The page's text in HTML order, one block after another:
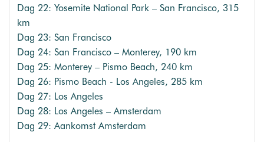
Dag 22: Yosemite National Park – San Francisco, 315
km
Dag 23: San Francisco
Dag 24: San Francisco – Monterey, 190 km
Dag 25: Monterey – Pismo Beach, 240 km
Dag 26: Pismo Beach - Los Angeles, 285 km
Dag 27: Los Angeles
Dag 28: Los Angeles – Amsterdam
Dag 29: Aankomst Amsterdam